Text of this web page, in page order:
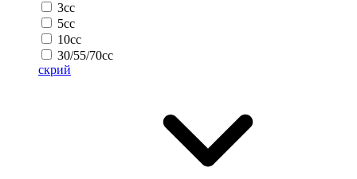
3cc
5cc
10cc
30/55/70cc
скрий